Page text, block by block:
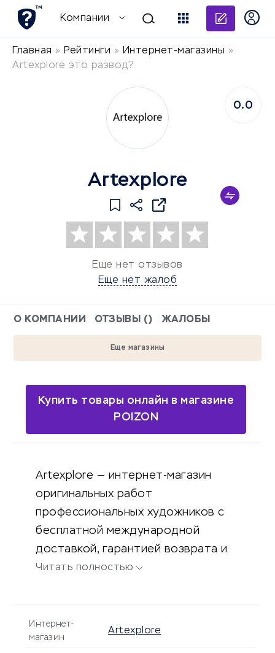
Компании
Главная » Рейтинги » Интернет-магазины »
Artexplore это развод?
Artexplore
Еще нет отзывов
Еще нет жалоб
0.0
О КОМПАНИИ ОТЗЫВЫ () ЖАЛОБЫ
Еще магазины
Купить товары онлайн в магазине
POIZON
Artexplore — интернет-магазин
оригинальных работ
профессиональных художников с
бесплатной международной
доставкой, гарантией возврата и
безопасными платежными
Читать полностью
Интернет-
магазин
Artexplore